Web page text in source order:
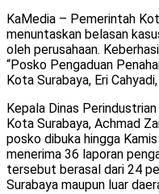
KaMedia – Pemerintah
menuntaskan belasan
oleh perusahaan.
“Posko Pengaduan
Kota Surabaya, Eri
Kepala Dinas
Kota Surabaya, Achmad
posko dibuka hingga
menerima 36 laporan
tersebut berasal dari 24
Surabaya maupun luar